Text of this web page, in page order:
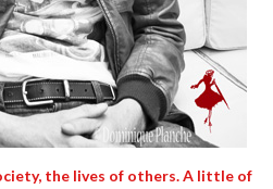
the lives of others. A little of